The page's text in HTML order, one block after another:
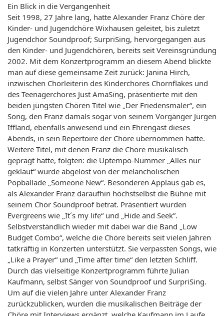
Ein Blick in die Vergangenheit
Seit 1998, 27 Jahre lang, hatte Alexander Franz Chöre der
Kinder- und Jugendchöre Wixhausen geleitet, bis zuletzt
Jugendchor Soundproof; SurpriSing, hervorgegangen aus
den Kinder- und Jugendchören, bereits seit Vereinsgründung
2002. Mit dem Konzertprogramm an diesem Abend blickte
man auf diese gemeinsame Zeit zurück: Janina Hirch,
inzwischen Chorleiterin des Kinderchores Chornflakes und
des Teenagerchores Just AmaSing, präsentierte mit den
beiden jüngsten Chören Titel wie „Der Friedensmaler“, ein
Song, den Franz damals sogar von seinem Vorgänger Jürgen
Iffland, ebenfalls anwesend und ein Ehrengast dieses
Abends, in sein Repertoire der Chöre übernommen hatte.
Weitere Titel, mit denen Franz die Chöre musikalisch
geprägt hatte, folgten: die Uptempo-Nummer „Alles nur
geklaut“ wurde abgelöst von der melancholischen
Popballade „Someone New“. Besonderen Applaus gab es,
als Alexander Franz daraufhin höchstselbst die Bühne mit
seinem Chor Soundproof betrat. Präsentiert wurden
Evergreens wie „It´s my life“ und „Hide and Seek”.
Selbstverständlich wieder mit dabei war die Band „Low
Budget Combo“, welche die Chöre bereits seit vielen Jahren
tatkräftig in Konzerten unterstützt. Sie verpassten Songs, wie
„Like a Prayer“ und „Time after time“ den letzten Schliff.
Durch das vielseitige Konzertprogramm führte Julian
Kaufmann, selbst Sänger von Soundproof und SurpriSing.
Um auf die vielen Jahre unter Alexander Franz
zurückzublicken, wurden die musikalischen Beiträge der